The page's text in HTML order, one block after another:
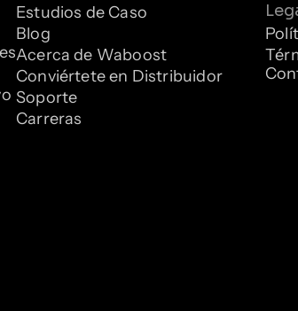
Estudios de Caso
Blog
Acerca de Waboost
Conviértete en Distribuidor
Soporte
Carreras